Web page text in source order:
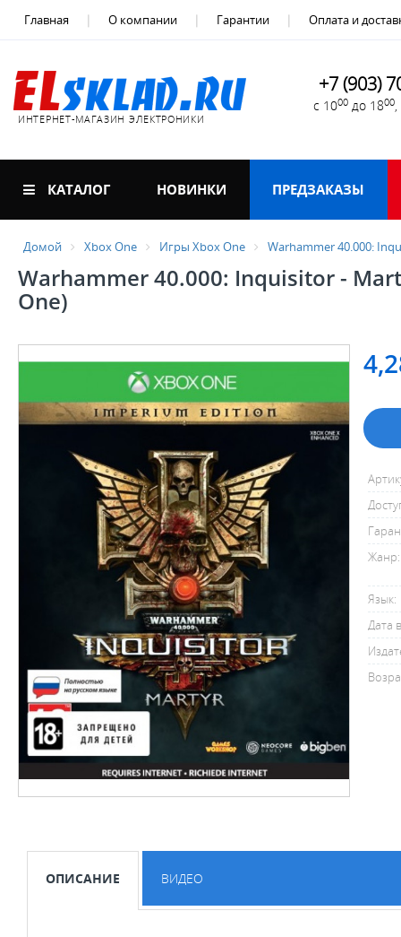
Главная О компании Гарантии Оплата и
ИНТЕРНЕТ-МАГАЗИН ЭЛЕКТРОНИКИ
+7 (903)
с 1000 до 1800
КАТАЛОГ НОВИНКИ ПРЕДЗАКАЗЫ
Домой Xbox One Игры Xbox One Warhammer 40.000:
Warhammer 40.000: Inquisitor -
One)
Жанр:
Язык:
Дата
ОПИСАНИЕ ВИДЕО